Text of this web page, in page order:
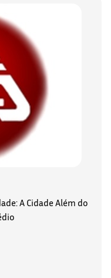
A Cidade Além do